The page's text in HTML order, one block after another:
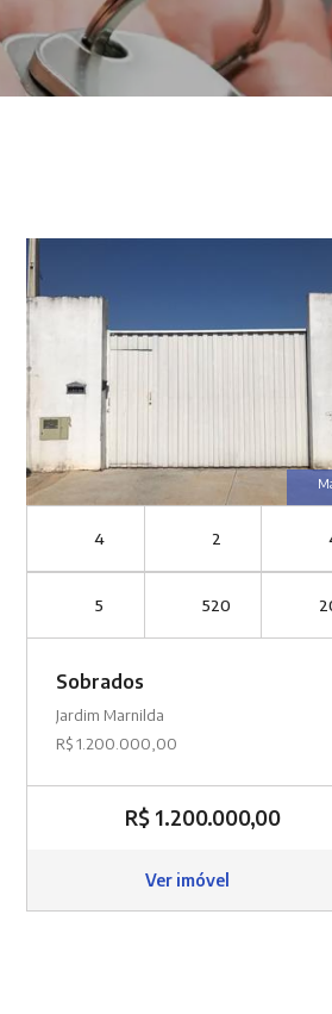
4 2
5 520
Sobrados
Jardim Marnilda
R$ 1.200.000,00
R$ 1.200.000,00
Ver imóvel